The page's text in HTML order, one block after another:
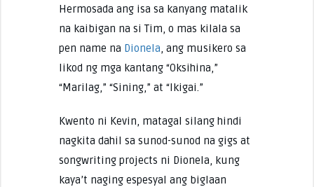
Hermosada ang isa sa kanyang matalik
na kaibigan na si Tim, o mas kilala sa
pen name na Dionela, ang musikero sa
likod ng mga kantang “Oksihina,”
“Marilag,” “Sining,” at “Ikigai.”
Kwento ni Kevin, matagal silang hindi
nagkita dahil sa sunod-sunod na gigs at
songwriting projects ni Dionela, kung
kaya’t naging espesyal ang biglaan